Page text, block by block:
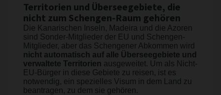
Territorien und Überseegebiete, die
nicht zum Schengen-Raum gehören
Die Kanarischen Inseln, Madeira und die Azoren
sind Sonder-Mitglieder der EU und Schengen-
Mitglieder, aber das Schengener Abkommen wird
nicht automatisch auf alle Überseegebiete und
verwaltete Territorien ausgeweitet. Um als Nicht-
EU-Bürger in diese Gebiete zu reisen, ist es
notwendig, ein spezielles Visum in dem Land zu
beantragen, zu dem sie gehören.